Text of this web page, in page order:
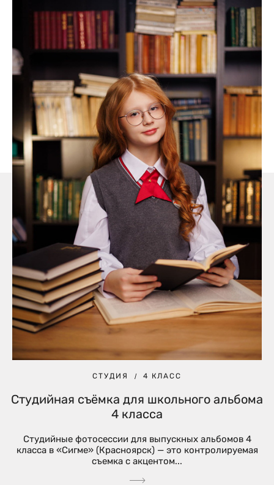
СТУДИЯ 4 КЛАСС
Студийная съёмка для школьного альбома
4 класса
Студийные фотосессии для выпускных альбомов 4
класса в «Сигме» (Красноярск) — это контролируемая
съемка с акцентом...